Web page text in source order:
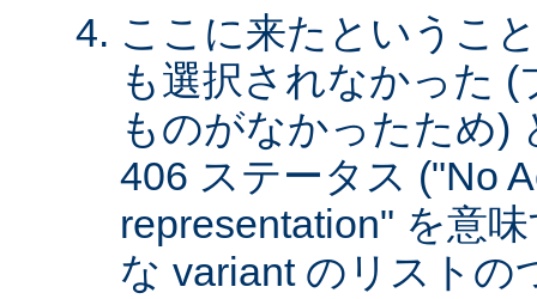
ここに来たというこ
も選択されなかった
ものがなかったため)
406 ステータス ("No
representation" を意
な variant のリストの